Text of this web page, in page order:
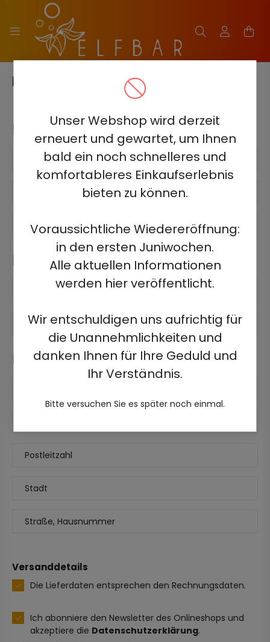
Unser Webshop wird derzeit
erneuert und gewartet, um Ihnen
bald ein noch schnelleres und
komfortableres Einkaufserlebnis
bieten zu können.
Voraussichtliche Wiedereröffnung:
in den ersten Juniwochen.
Alle aktuellen Informationen
werden hier veröffentlicht.
Wir entschuldigen uns aufrichtig für
die Unannehmlichkeiten und
danken Ihnen für Ihre Geduld und
Ihr Verständnis.
Bitte versuchen Sie es später noch einmal.
NEUEN KUNDEN REGISTRIEREN
Registrierungsdetails
E-Mail
Passwort erneut eingeben
Kontaktdaten
Entwickler Handynummer
Rechnungsdetails
Postleitzahl
Stadt
Straße, Hausnummer
Versanddetails
Die Lieferdaten entsprechen den Rechnungsdaten.
Ich abonniere den Newsletter des Onlineshops und
akzeptiere die Datenschutzerklärung.